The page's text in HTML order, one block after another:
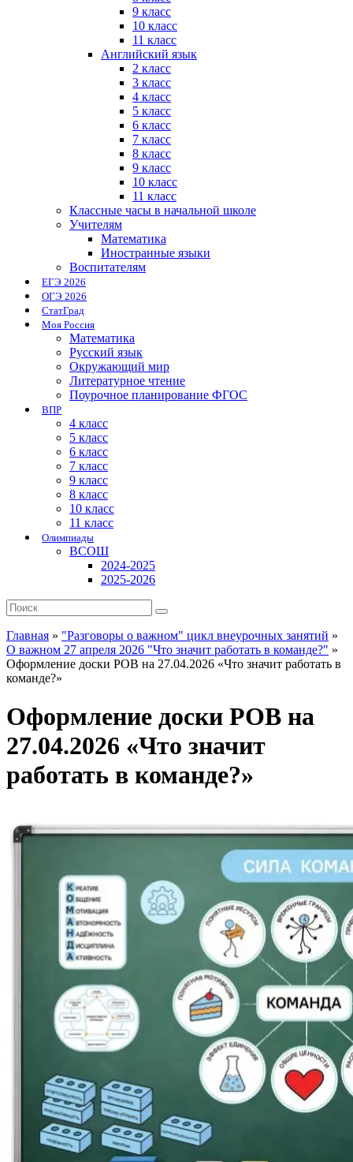
9 класс
10 класс
11 класс
Английский язык
2 класс
3 класс
4 класс
5 класс
6 класс
7 класс
8 класс
9 класс
10 класс
11 класс
Классные часы в начальной школе
Учителям
Математика
Иностранные языки
Воспитателям
ЕГЭ 2026
ОГЭ 2026
СтатГрад
Моя Россия
Математика
Русский язык
Окружающий мир
Литературное чтение
Поурочное планирование ФГОС
ВПР
4 класс
5 класс
6 класс
7 класс
9 класс
8 класс
10 класс
11 класс
Олимпиады
ВСОШ
2024-2025
2025-2026
Главная » "Разговоры о важном" цикл внеурочных занятий »
О важном 27 апреля 2026 "Что значит работать в команде?" »
Оформление доски РОВ на 27.04.2026 «Что значит работать в
команде?»
Оформление доски РОВ на
27.04.2026 «Что значит
работать в команде?»